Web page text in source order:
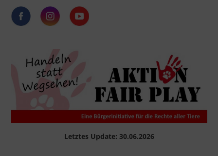
Letztes Update: 30.06.2026